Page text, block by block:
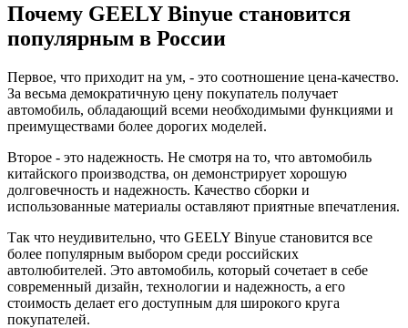
Почему GEELY Binyue становится
популярным в России
Первое, что приходит на ум, - это соотношение цена-качество.
За весьма демократичную цену покупатель получает
автомобиль, обладающий всеми необходимыми функциями и
преимуществами более дорогих моделей.
Второе - это надежность. Не смотря на то, что автомобиль
китайского производства, он демонстрирует хорошую
долговечность и надежность. Качество сборки и
использованные материалы оставляют приятные впечатления.
Так что неудивительно, что GEELY Binyue становится все
более популярным выбором среди российских
автолюбителей. Это автомобиль, который сочетает в себе
современный дизайн, технологии и надежность, а его
стоимость делает его доступным для широкого круга
покупателей.